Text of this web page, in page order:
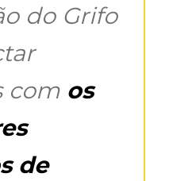
do Grifo
com os
de